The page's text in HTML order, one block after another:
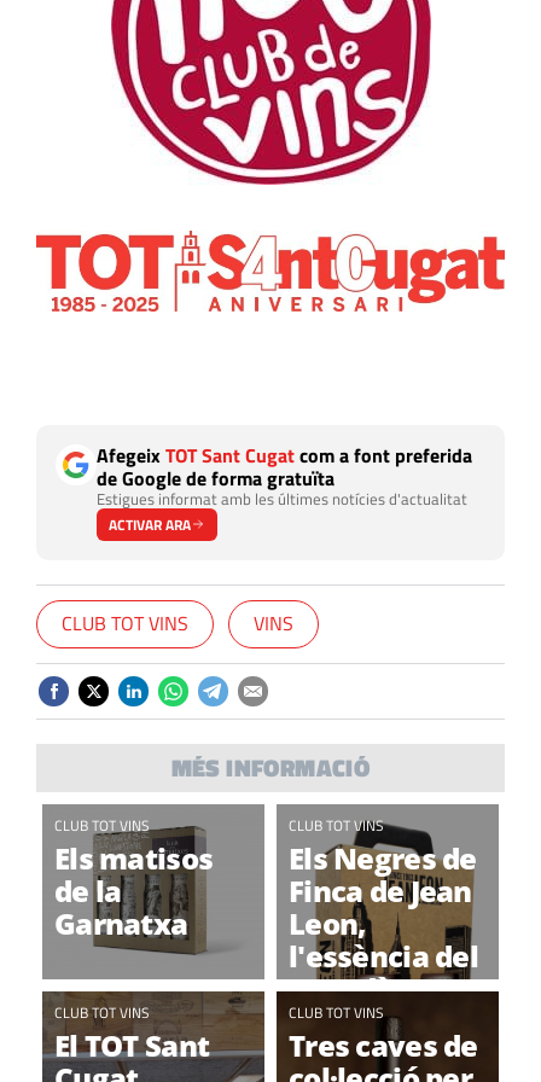
AfegeixTOT Sant Cugatcom a font preferida
de Google de forma gratuïta
Estigues informat amb les últimes notícies d'actualitat
ACTIVAR ARA
CLUB TOT VINS VINS
MÉS INFORMACIÓ
CLUB TOT VINS
Els matisos
de la
Garnatxa
CLUB TOT VINS
Els Negres de
Finca de Jean
Leon,
l'essència del
Penedès en
un estoig únic
CLUB TOT VINS
El TOT Sant
CLUB TOT VINS
Tres caves de